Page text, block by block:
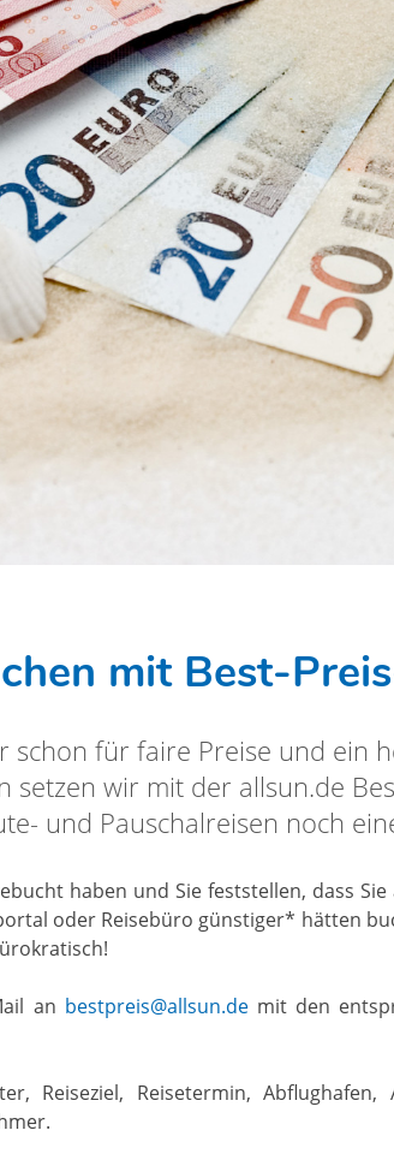
mit Best-
schon für faire Preise und ein
setzen wir mit der allsun.de
und Pauschalreisen noch
haben und Sie feststellen, dass
oder Reisebüro günstiger* hätten
an bestpreis@allsun.demit den
Reiseziel, Reisetermin,